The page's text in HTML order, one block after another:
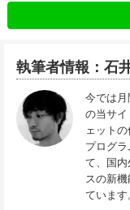
執筆者情報：石
今では
の当サ
ェット
プログ
て、国
スの新
ています